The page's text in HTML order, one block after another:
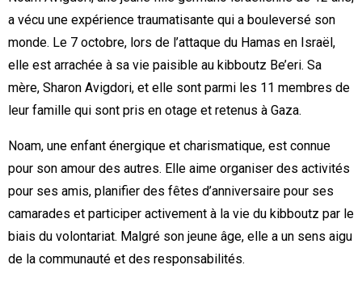
a vécu une expérience traumatisante qui a bouleversé son
monde. Le 7 octobre, lors de l’attaque du Hamas en Israël,
elle est arrachée à sa vie paisible au kibboutz Be’eri. Sa
mère, Sharon Avigdori, et elle sont parmi les 11 membres de
leur famille qui sont pris en otage et retenus à Gaza.
Noam, une enfant énergique et charismatique, est connue
pour son amour des autres. Elle aime organiser des activités
pour ses amis, planifier des fêtes d’anniversaire pour ses
camarades et participer activement à la vie du kibboutz par le
biais du volontariat. Malgré son jeune âge, elle a un sens aigu
de la communauté et des responsabilités.